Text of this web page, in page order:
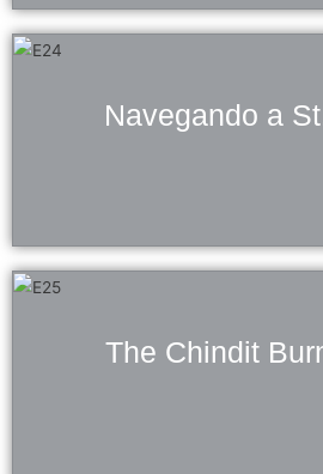
Navegando a
The Chindit